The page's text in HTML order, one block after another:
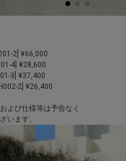
2] ¥66,000
4] ¥28,600
3] ¥37,400
2] ¥26,400
よび仕様等は予告なく
います。